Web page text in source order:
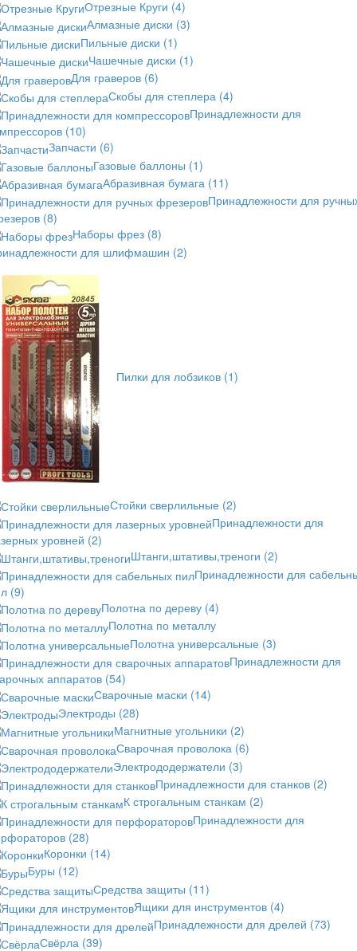
Отрезные Круги (4)
Алмазные диски (3)
Пильные диски (1)
Чашечные диски (1)
Для граверов (6)
Скобы для степлера (4)
Принадлежности для
(10)
Запчасти (6)
Газовые баллоны (1)
Абразивная бумага (11)
Принадлежности для
(8)
Наборы фрез (8)
для шлифмашин (2)
Пилки для лобзиков (1)
Стойки сверлильные (2)
Принадлежности для
уровней (2)
Штанги,штативы,треноги (2)
Принадлежности для
(9)
Полотна по дереву (4)
Полотна по металлу
Полотна универсальные (3)
Принадлежности для
аппаратов (54)
Сварочные маски (14)
Электроды (28)
Магнитные угольники (2)
Сварочная проволока (6)
Электрододержатели (3)
Принадлежности для станков (2)
К строгальным станкам (2)
Принадлежности для
(28)
Коронки (14)
Буры (12)
Средства защиты (11)
Ящики для инструментов (4)
Принадлежности для дрелей (73)
Свёрла (39)